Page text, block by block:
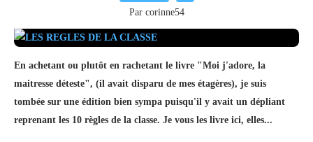
Par corinne54
En achetant ou plutôt en rachetant le livre "Moi j'adore, la
maitresse déteste", (il avait disparu de mes étagères), je suis
tombée sur une édition bien sympa puisqu'il y avait un dépliant
reprenant les 10 règles de la classe. Je vous les livre ici, elles...